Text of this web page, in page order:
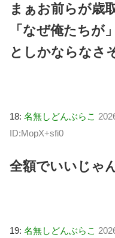
まぁお前らが歳
「なぜ俺たちが
としかならなさ
18: 名無しどんぶらこ
ID:MopX+sfi0
全額でいいじゃ
19: 名無しどんぶらこ